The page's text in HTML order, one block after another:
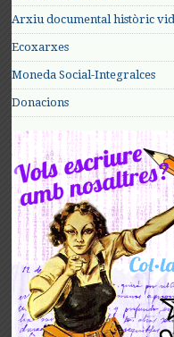
Arxiu documental històric
Ecoxarxes
Moneda Social-Integralces
Donacions